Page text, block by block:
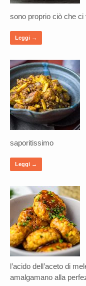
sono proprio ciò che ci
Leggi →
saporitissimo
Leggi →
l’acido dell’aceto di
amalgamano alla